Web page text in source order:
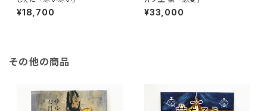
¥18,700 ¥33,000
その他の商品